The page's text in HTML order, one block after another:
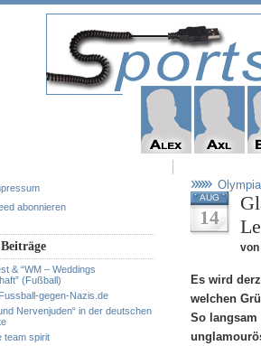
abonnieren
& “WM – Weddings
(Fußball)
gegen-Nazis.de
Nervenjuden“ in der deutschen
team spirit
Olympia
AUG
14
von
Es wird
welchen
So